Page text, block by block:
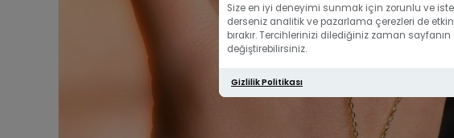
Size en iyi deneyimi sunmak için zorunlu ve
derseniz analitik ve pazarlama çerezleri de
bırakır. Tercihlerinizi dilediğiniz zaman sayfanın
değiştirebilirsiniz.
Gizlilik Politikası